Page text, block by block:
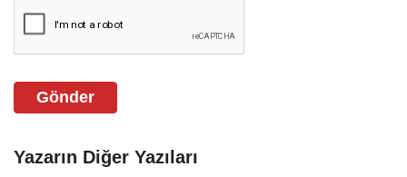
Gönder
Yazarın Diğer Yazıları